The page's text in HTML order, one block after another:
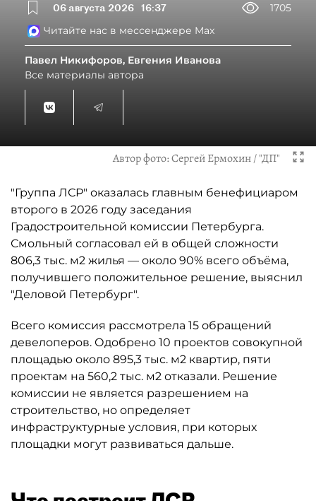
06 августа 2026 16:37
1705
Читайте нас в мессенджере Max
Павел Никифоров, Евгения Иванова
Все материалы автора
Автор фото:Сергей Ермохин / "ДП"
"Группа ЛСР" оказалась главным бенефициаром
второго в 2026 году заседания
Градостроительной комиссии Петербурга.
Смольный согласовал ей в общей сложности
806,3 тыс. м2 жилья — около 90% всего объёма,
получившего положительное решение, выяснил
"Деловой Петербург".
Всего комиссия рассмотрела 15 обращений
девелоперов. Одобрено 10 проектов совокупной
площадью около 895,3 тыс. м2 квартир, пяти
проектам на 560,2 тыс. м2 отказали. Решение
комиссии не является разрешением на
строительство, но определяет
инфраструктурные условия, при которых
площадки могут развиваться дальше.